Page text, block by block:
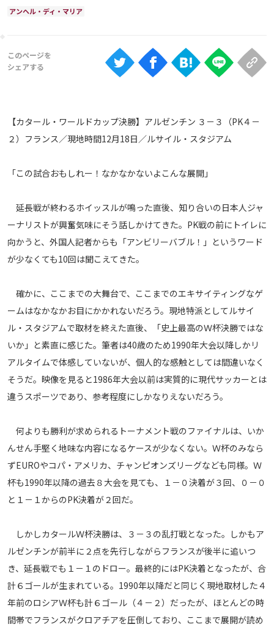
Android
TV
メディアアライアンス
ご利用にあたって
プライバシーポリシー
Share
© AbemaTV. Inc. All Rights Reserved.
アンヘル・ディ・マリア
【カタール・ワールドカップ決勝】アルゼンチン ３－３（PK４－
２）フランス／現地時間12月18日／ルサイル・スタジアム
「この試合おもしれー！なかなかないよこんな展開」
延長戦が終わるホイッスルが鳴った直後、知り合いの日本人ジャ
ーナリストが興奮気味にそう話しかけてきた。PK戦の前にトイレに
向かうと、外国人記者からも「アンビリーバブル！」というワード
が少なくても10回は聞こえてきた。
確かに、ここまでの大舞台で、ここまでのエキサイティングなゲ
ームはなかなかお目にかかれないだろう。現地特派としてルサイ
ル・スタジアムで取材を終えた直後、「史上最高のＷ杯決勝ではな
いか」と素直に感じた。筆者は40歳のため1990年大会以降しかリ
アルタイムで体感していないが、個人的な感触としては間違いなく
そうだ。映像を見ると1986年大会以前は実質的に現代サッカーとは
違うスポーツであり、参考程度にしかなりえないだろう。
何よりも勝利が求められるトーナメント戦のファイナルは、いか
んせん手堅く地味な内容になるケースが少なくない。Ｗ杯のみなら
ずEUROやコパ・アメリカ、チャンピオンズリーグなども同様。Ｗ
杯も1990年以降の過去８大会を見ても、１－０決着が３回、０－０
と１－１からのPK決着が２回だ。
しかしカタールＷ杯決勝は、３－３の乱打戦となった。しかもア
ルゼンチンが前半に２点を先行しながらフランスが後半に追いつ
き、延長戦でも１－１のドロー。最終的にはPK決着となったが、合
計６ゴールが生まれている。1990年以降だと同じく現地取材した４
年前のロシアＷ杯も計６ゴール（４－２）だったが、ほとんどの時
間帯でフランスがクロアチアを圧倒しており、ここまで展開が読め